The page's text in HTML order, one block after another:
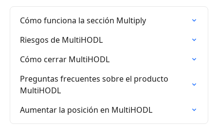
Cómo funciona la sección Multiply
Riesgos de MultiHODL
Cómo cerrar MultiHODL
Preguntas frecuentes sobre el producto
MultiHODL
Aumentar la posición en MultiHODL